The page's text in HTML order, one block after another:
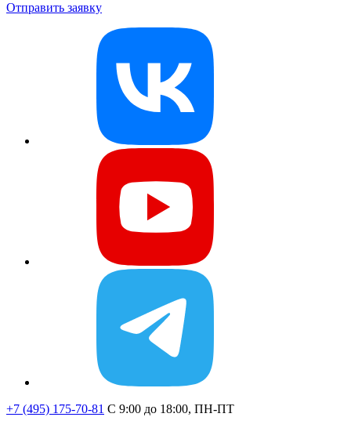
Отправить заявку
+7 (495) 175-70-81 C 9:00 до 18:00, ПН-ПТ